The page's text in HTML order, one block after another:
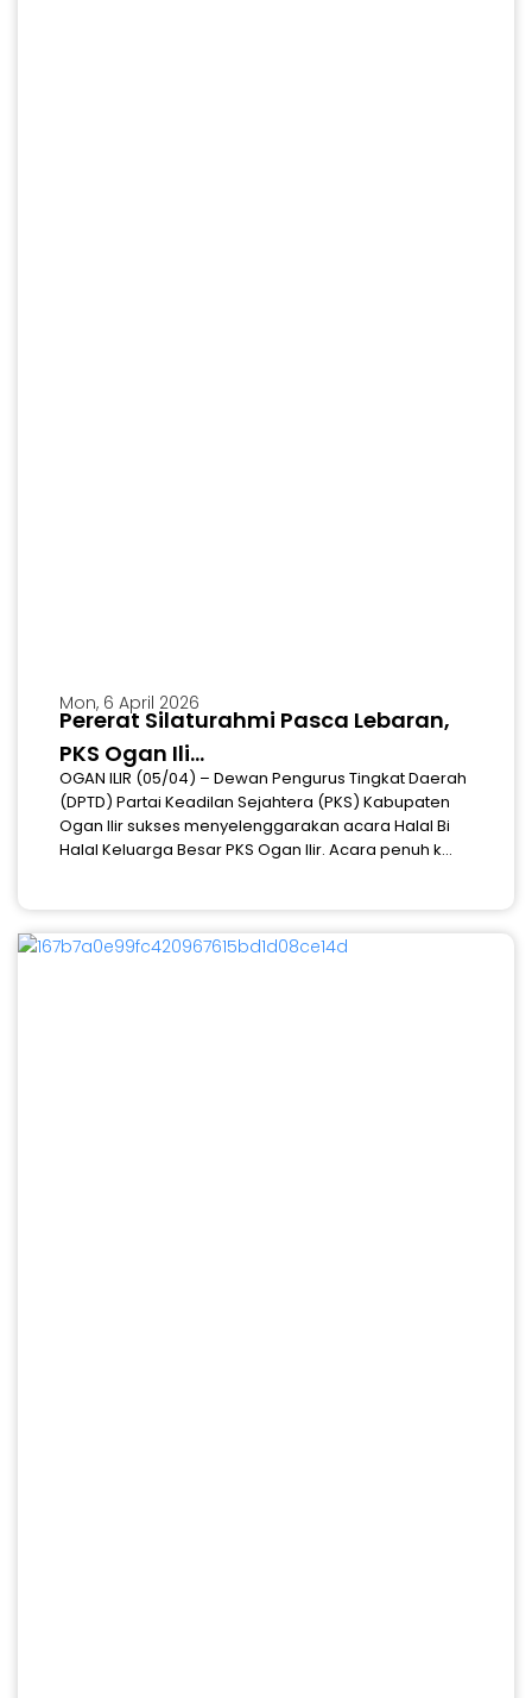
Mon, 6 April 2026
Pererat Silaturahmi Pasca Lebaran,
PKS Ogan Ili...
OGAN ILIR (05/04) – Dewan Pengurus Tingkat Daerah
(DPTD) Partai Keadilan Sejahtera (PKS) Kabupaten
Ogan Ilir sukses menyelenggarakan acara Halal Bi
Halal Keluarga Besar PKS Ogan Ilir. Acara penuh k...